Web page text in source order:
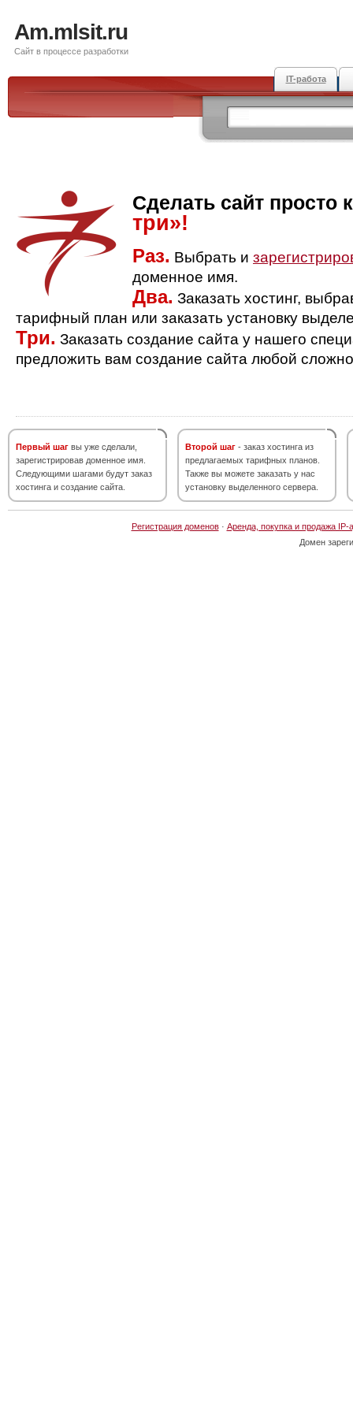
Am.mlsit.ru
Сайт в процессе разработки
IT-работа
Сделать сайт просто
три»!
Раз. Выбрать и
доменное имя.
Два. Заказать хостинг,
тарифный план или заказать установку
Три. Заказать создание сайта у нашего
предложить вам создание сайта любой
Первый шаг вы уже сделали,
зарегистрировав доменное имя.
Следующими шагами будут заказ
хостинга и создание сайта.
Второй шаг - заказ хостинга из
предлагаемых тарифных планов.
Также вы можете заказать у нас
установку выделенного сервера.
Регистрация доменов· Аренда, покупка и продажа IP-
Домен